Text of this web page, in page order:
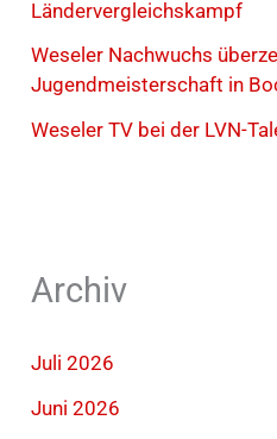
Ländervergleichskampf
Weseler Nachwuchs
Jugendmeisterschaft in
Weseler TV bei der LVN-
Archiv
Juli 2026
Juni 2026